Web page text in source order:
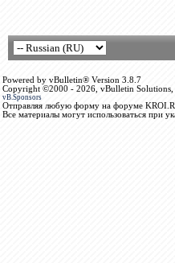
Powered by vBulletin® Version 3.8.7
Copyright ©2000 - 2026, vBulletin Solutions,
vB.Sponsors
Отправляя любую форму на форуме
Все материалы могут использоваться при